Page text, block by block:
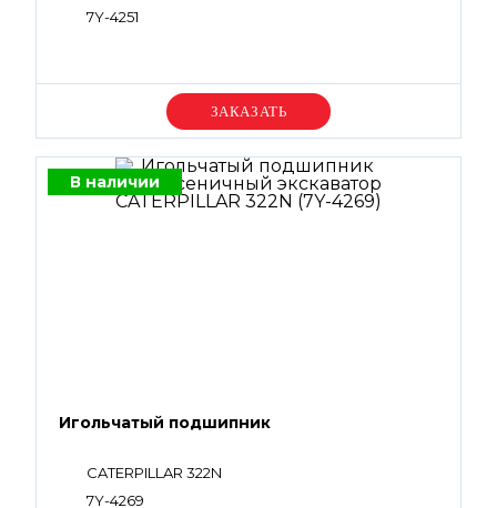
7Y-4251
Уточняйте цену
В наличии
Игольчатый подшипник
CATERPILLAR 322N
7Y-4269